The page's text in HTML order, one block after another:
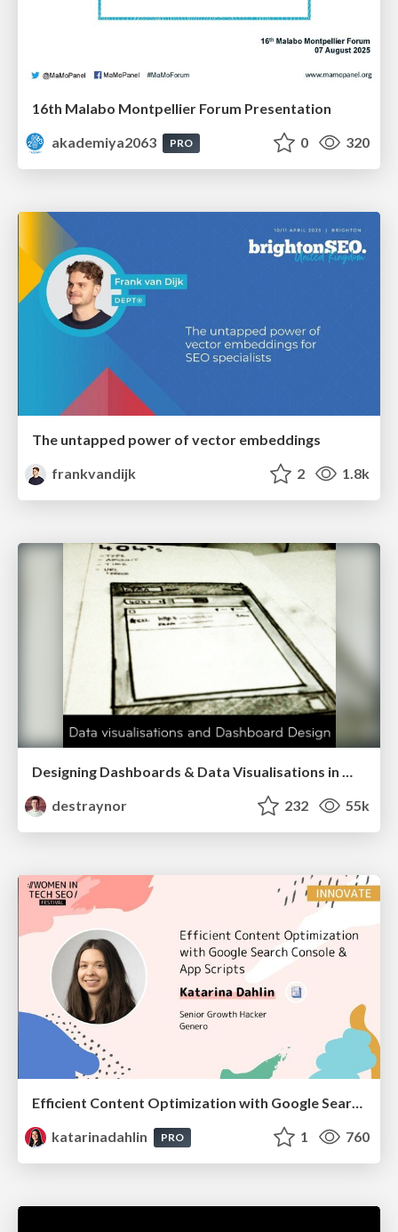
16th Malabo Montpellier Forum Presentation
akademiya2063
PRO 0 320
The untapped power of vector embeddings
frankvandijk
2 1.8k
destraynor
232 55k
Efficient Content Optimization with Google Search Console & Apps Script
katarinadahlin
PRO 1 760